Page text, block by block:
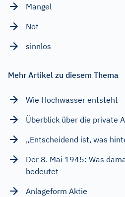
Mangel
Not
sinnlos
Mehr Artikel zu diesem Thema
Wie Hochwasser entsteht
Überblick über die private
„Entscheidend ist, was
Der 8. Mai 1945: Was
bedeutet
Anlageform Aktie